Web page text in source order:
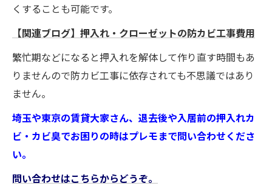
くすることも可能です。
【関連ブログ】押入れ・クローゼットの防カビ工事費用
繁忙期などになると押入れを解体して作り直す時間もあ
りませんので防カビ工事に依存されても不思議ではあり
ません。
埼玉や東京の賃貸大家さん、退去後や入居前の押入れカ
ビ・カビ臭でお困りの時はプレモまで問い合わせくださ
い。
問い合わせはこちらからどうぞ。